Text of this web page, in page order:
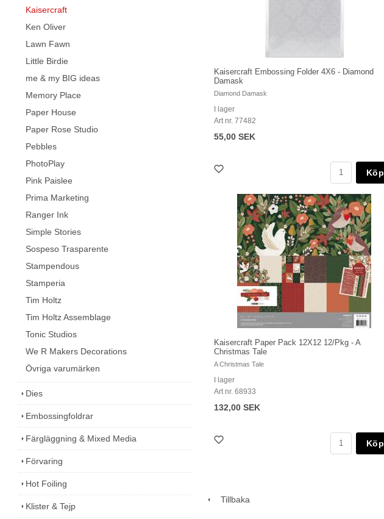
Kaisercraft
Ken Oliver
Lawn Fawn
Little Birdie
me & my BIG ideas
Memory Place
Paper House
Paper Rose Studio
Pebbles
PhotoPlay
Pink Paislee
Prima Marketing
Ranger Ink
Simple Stories
Sospeso Trasparente
Stampendous
Stamperia
Tim Holtz
Tim Holtz Assemblage
Tonic Studios
We R Makers Decorations
Övriga varumärken
Dies
Embossingfoldrar
Färgläggning & Mixed Media
Förvaring
Hot Foiling
Klister & Tejp
Kaisercraft Embossing Folder 4X6 - Diamond
Damask
Diamond Damask
I lager
Art nr. 77482
55,00 SEK
Köp
Kaisercraft Paper Pack 12X12 12/Pkg - A
Christmas Tale
A Christmas Tale
I lager
Art nr. 68933
132,00 SEK
Köp
Tillbaka